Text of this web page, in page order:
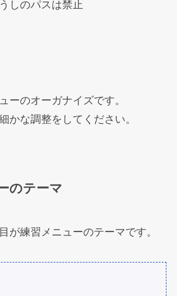
しのパスは禁止
ーのオーガナイズです。
かな調整をしてください。
のテーマ
が練習メニューのテーマです。